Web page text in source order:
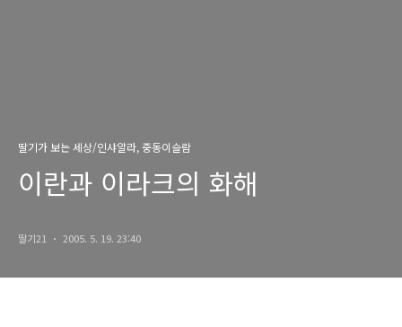
딸기가 보는 세상/인샤알라, 중동이슬람
이란과 이라크의 화해
딸기21 2005. 5. 19. 23:40